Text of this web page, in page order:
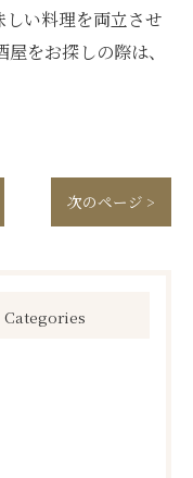
い料理を両立させ
をお探しの際は、
次のページ >
Categories